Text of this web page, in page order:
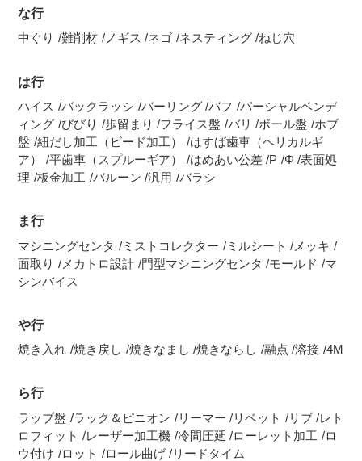
な行
中ぐり 難削材 ノギス ネゴ ネスティング ねじ穴
は行
ハイス バックラッシ バーリング バフ
パーシャルベンデ
ィング びびり 歩留まり フライス盤 バリ ボール盤 ホブ
盤 紐だし加工（ビード加工）
はすば歯車（ヘリカルギ
ア）
平歯車（スプルーギア） はめあい公差 P Φ 表面処
理 板金加工 バルーン 汎用 バラシ
ま行
マシニングセンタ ミストコレクター ミルシート
メッキ
面取り
メカトロ設計 門型マシニングセンタ モールド
マ
シンバイス
や行
焼き入れ 焼き戻し 焼きなまし 焼きならし 融点 溶接 4M
ら行
ラップ盤 ラック＆ピニオン リーマー リベット リブ
レト
ロフィット
レーザー加工機 冷間圧延 ローレット加工 ロ
ウ付け ロット ロール曲げ リードタイム